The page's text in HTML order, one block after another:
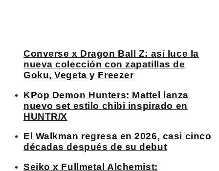
Converse x Dragon Ball Z: así luce la
nueva colección con zapatillas de
Goku, Vegeta y Freezer
KPop Demon Hunters: Mattel lanza
nuevo set estilo chibi inspirado en
HUNTR/X
El Walkman regresa en 2026, casi cinco
décadas después de su debut
Seiko x Fullmetal Alchemist: